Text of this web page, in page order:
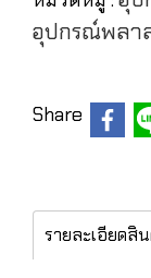
อุปกรณ์พลา
Share
รายละเอียดสิ